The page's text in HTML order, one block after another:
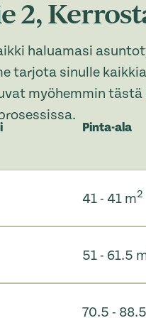
2,
haluamasi
tarjota sinulle
myöhemmin
Pinta-ala
41 - 41 m2
51 - 61.5
70.5 -